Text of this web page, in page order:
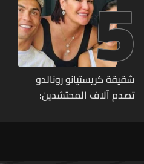
5
شقيقة كريستيانو رونالدو
تصدم آلاف المحتشدين: